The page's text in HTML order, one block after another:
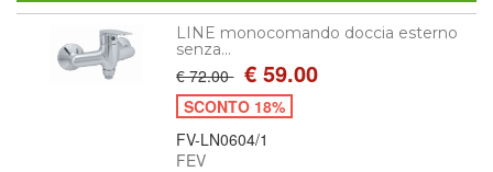
LINE monocomando doccia esterno
senza...
€ 72.00 € 59.00
SCONTO 18%
FV-LN0604/1
FEV